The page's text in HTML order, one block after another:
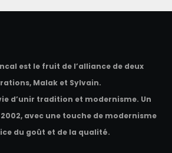
est le fruit de l’alliance de deux
Malak et Sylvain.
d’unir tradition et modernisme. Un
avec une touche de modernisme
du goût et de la qualité.